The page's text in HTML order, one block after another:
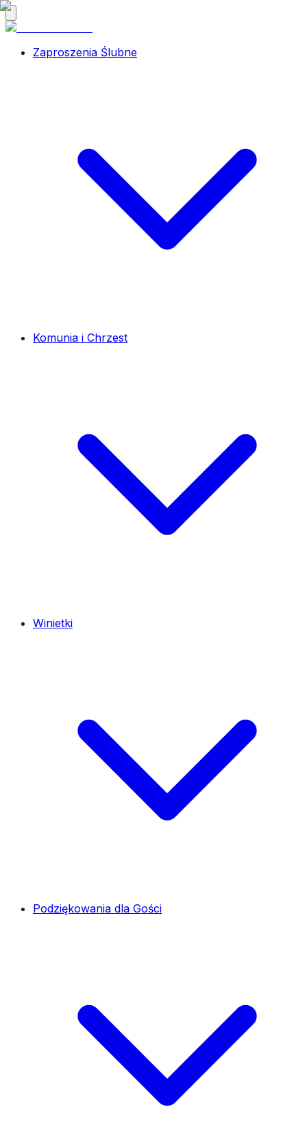
Zaproszenia Ślubne
Komunia i Chrzest
Winietki
Podziękowania dla Gości